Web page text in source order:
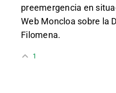
preemergencia en
Web Moncloa sobre la
Filomena.
1